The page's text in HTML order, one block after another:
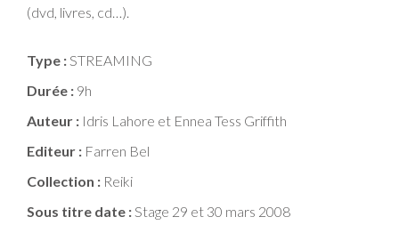
(dvd, livres, cd…).
Type :STREAMING
Durée : 9h
Auteur : Idris Lahore et Ennea Tess Griffith
Editeur : Farren Bel
Collection : Reiki
Sous titre date :Stage 29 et 30 mars 2008